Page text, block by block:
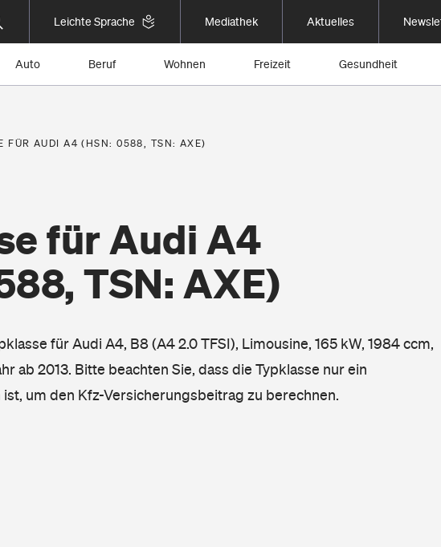
Leichte Sprache Mediathek Aktuelles
Auto Beruf Wohnen Freizeit Gesundheit
FÜR AUDI A4 (HSN: 0588, TSN: AXE)
für Audi A4
TSN: AXE)
für Audi A4, B8 (A4 2.0 TFSI), Limousine, 165 kW, 1984 ccm,
ab 2013. Bitte beachten Sie, dass die Typklasse nur ein
um den Kfz-Versicherungsbeitrag zu berechnen.